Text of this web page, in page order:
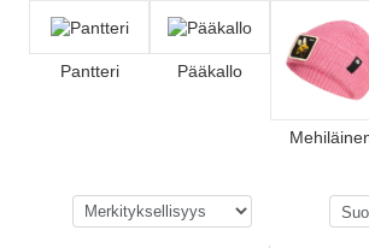
Pantteri Pääkallo